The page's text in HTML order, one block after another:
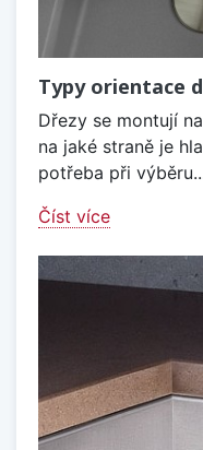
Typy orientace
Dřezy se montují
na jaké straně je
potřeba při
Číst více